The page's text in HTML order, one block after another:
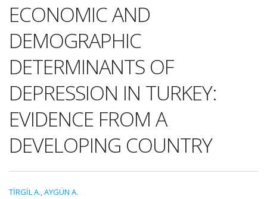
ECONOMIC AND
DEMOGRAPHIC
DETERMINANTS OF
DEPRESSION IN TURKEY:
EVIDENCE FROM A
DEVELOPING COUNTRY
TİRGİL A.,AYGÜN A.